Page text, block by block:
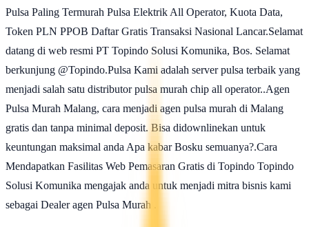
Pulsa Paling Termurah Pulsa Elektrik All Operator, Kuota Data,
Token PLN PPOB Daftar Gratis Transaksi Nasional Lancar.Selamat
datang di web resmi PT Topindo Solusi Komunika, Bos. Selamat
berkunjung @Topindo.Pulsa Kami adalah server pulsa terbaik yang
menjadi salah satu distributor pulsa murah chip all operator..Agen
Pulsa Murah Malang, cara menjadi agen pulsa murah di Malang
gratis dan tanpa minimal deposit. Bisa didownlinekan untuk
keuntungan maksimal anda Apa kabar Bosku semuanya?.Cara
Mendapatkan Fasilitas Web Pemasaran Gratis di Topindo Topindo
Solusi Komunika mengajak anda untuk menjadi mitra bisnis kami
sebagai Dealer agen Pulsa Murah .